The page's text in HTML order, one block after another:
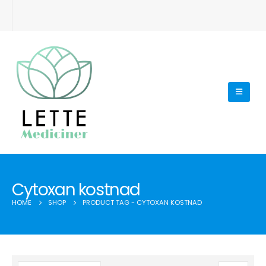
Cytoxan kostnad
HOME SHOP PRODUCT TAG - CYTOXAN KOSTNAD